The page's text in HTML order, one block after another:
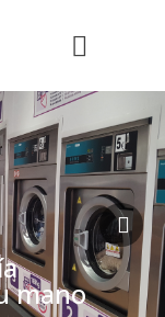
mano